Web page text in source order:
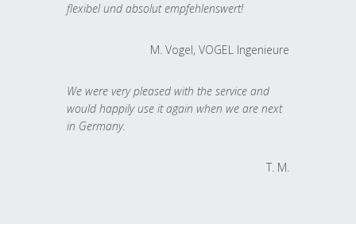
flexibel und absolut empfehlenswert!
M. Vogel, VOGEL Ingenieure
We were very pleased with the service and
would happily use it again when we are next
in Germany.
T. M.